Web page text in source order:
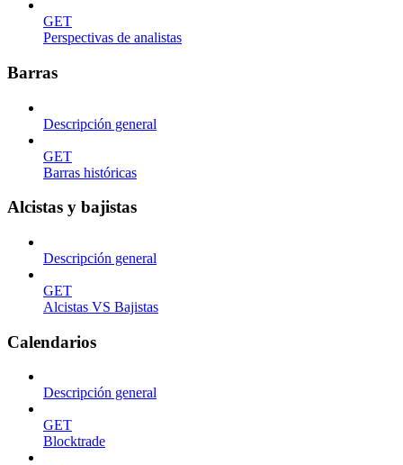
GET
Perspectivas de analistas
Barras
Descripción general
GET
Barras históricas
Alcistas y bajistas
Descripción general
GET
Alcistas VS Bajistas
Calendarios
Descripción general
GET
Blocktrade